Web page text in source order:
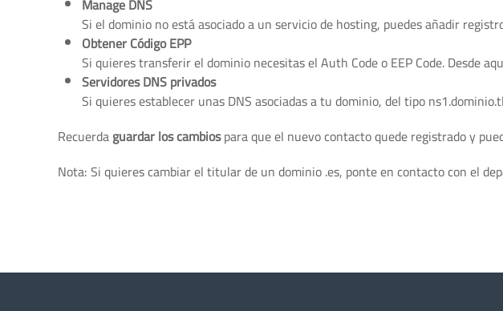
Manage DNS
Si el dominio no está asociado a un servicio de hosting, puedes añadir
Obtener Código EPP
Si quieres transferir el dominio necesitas el Auth Code o EEP Code. Desde
Servidores DNS privados
Si quieres establecer unas DNS asociadas a tu dominio, del tipo
Recuerdaguardar los cambiospara que el nuevo contacto quede registrado y
Nota: Si quieres cambiar el titular de un dominio .es, ponte en contacto con el